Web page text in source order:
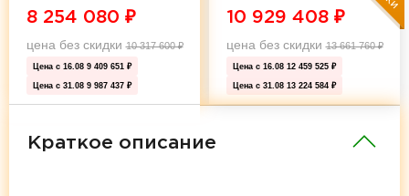
8 254 080 ₽
цена без скидки10 317 600₽
Цена с 16.08 9 409 651 ₽
Цена с 31.08 9 987 437 ₽
10 929 408₽
цена без скидки13 661 760₽
Цена с 16.08 12 459 525 ₽
Цена с 31.08 13 224 584 ₽
Краткое описание